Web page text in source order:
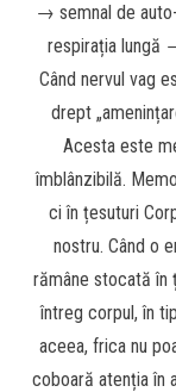
→ semnal de
respirația lungă
Când nervul vag
drept
Acesta este
îmblânzibilă.
ci în țesuturi
nostru. Când o
rămâne stocată în
întreg corpul, în
aceea, frica nu
coboară atenția în